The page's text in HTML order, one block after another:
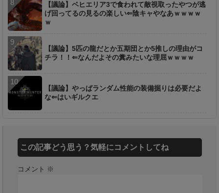
【議論】ベヒエリア3で食われて敵視取ったやつが逃
げ回ってるの見るの楽しい⇐陰キャやなあｗｗｗｗ
ｗ
【議論】5匹の龍だとか五期団とか5推しの理由がコ
チラ！！⇐なんだよその糞みたいな理屈ｗｗｗｗ
【議論】やっぱランダム性能の装備掘りは必要だよ
な⇐はいギルクエ
この記事どう思う？気軽にコメントしてね
コメント ※